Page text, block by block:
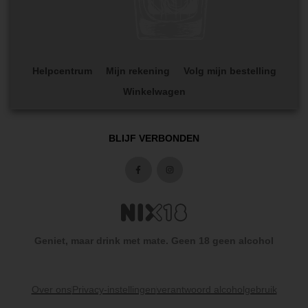
Helpcentrum Mijn rekening
Volg mijn bestelling
Winkelwagen
BLIJF VERBONDEN
Geniet, maar drink met mate. Geen 18 geen alcohol
Over ons Privacy-instellingen verantwoord alcoholgebruik